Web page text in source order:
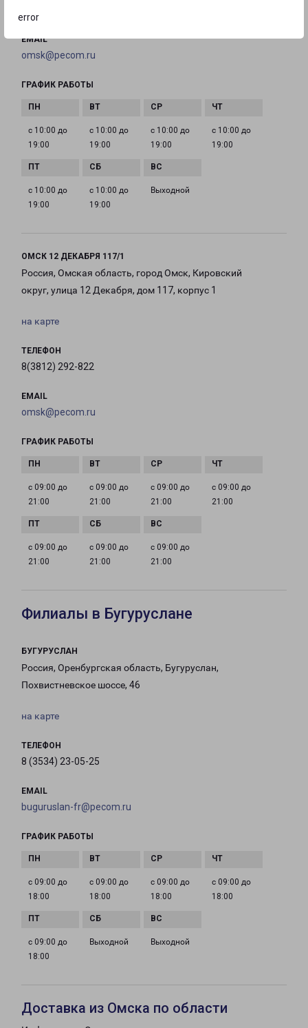
error
EMAIL
omsk@pecom.ru
ГРАФИК РАБОТЫ
с 10:00 до
19:00
с 10:00 до
19:00
с 10:00 до
19:00
с 10:00 до
19:00
с 10:00 до
19:00
с 10:00 до
19:00
Выходной
ОМСК 12 ДЕКАБРЯ 117/1
Россия, Омская область, город Омск, Кировский
округ, улица 12 Декабря, дом 117, корпус 1
на карте
ТЕЛЕФОН
8(3812) 292-822
EMAIL
omsk@pecom.ru
ГРАФИК РАБОТЫ
с 09:00 до
21:00
с 09:00 до
21:00
с 09:00 до
21:00
с 09:00 до
21:00
с 09:00 до
21:00
с 09:00 до
21:00
с 09:00 до
21:00
Филиалы в Бугуруслане
БУГУРУСЛАН
Россия, Оренбургская область, Бугуруслан,
Похвистневское шоссе, 46
на карте
ТЕЛЕФОН
8 (3534) 23-05-25
EMAIL
buguruslan-fr@pecom.ru
ГРАФИК РАБОТЫ
с 09:00 до
18:00
с 09:00 до
18:00
с 09:00 до
18:00
с 09:00 до
18:00
с 09:00 до
18:00
Выходной Выходной
Доставка из Омска по области